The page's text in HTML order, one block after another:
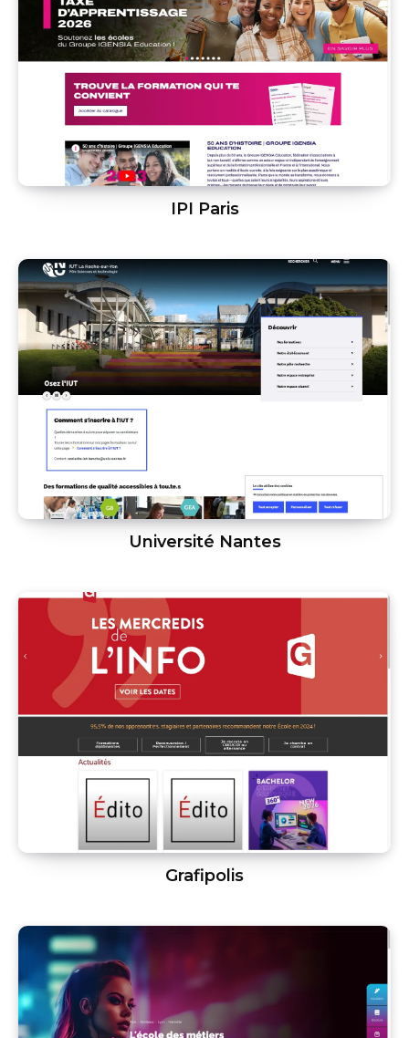
IPI Paris
Université Nantes
Grafipolis